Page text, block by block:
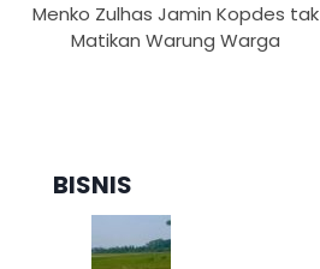
Menko Zulhas Jamin Kopdes tak
Matikan Warung Warga
BISNIS